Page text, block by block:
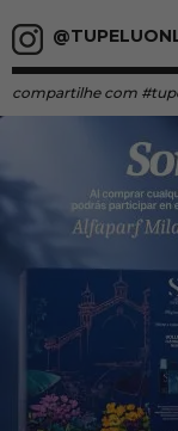
compartilhe com